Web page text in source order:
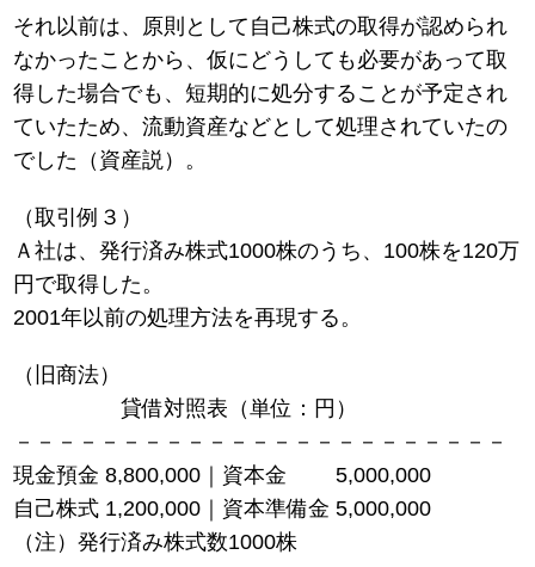
それ以前は、原則として自己株式の取得が認められ
なかったことから、仮にどうしても必要があって取
得した場合でも、短期的に処分することが予定され
ていたため、流動資産などとして処理されていたの
でした（資産説）。
（取引例３）
Ａ社は、発行済み株式1000株のうち、100株を120万
円で取得した。
2001年以前の処理方法を再現する。
（旧商法）
貸借対照表（単位：円）
－－－－－－－－－－－－－－－－－－－－－－－
現金預金 8,800,000｜資本金 5,000,000
自己株式 1,200,000｜資本準備金 5,000,000
（注）発行済み株式数1000株